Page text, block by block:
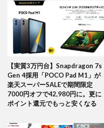
【実質3万円台】Snapdragon 7s
Gen 4採用「POCO Pad M1」が
楽天スーパーSALEで期間限定
7000円オフで42,980円に。更に
ポイント還元でもっと安くなる